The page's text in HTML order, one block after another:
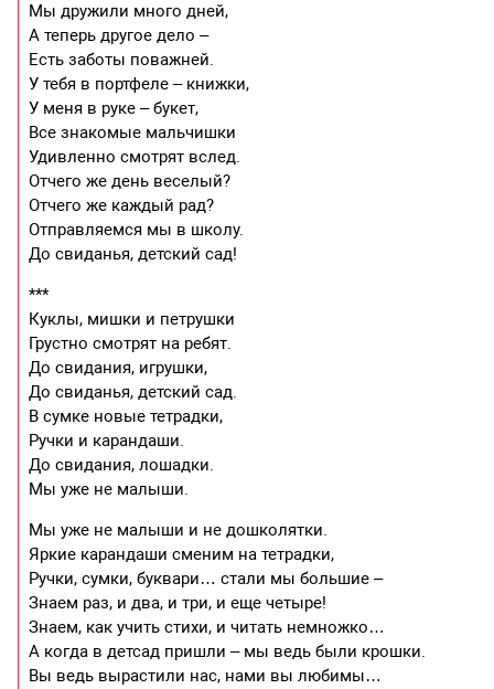
Мы дружили много дней,
А теперь другое дело –
Есть заботы поважней.
У тебя в портфеле – книжки,
У меня в руке – букет,
Все знакомые мальчишки
Удивленно смотрят вслед.
Отчего же день веселый?
Отчего же каждый рад?
Отправляемся мы в школу.
До свиданья, детский сад!
***
Куклы, мишки и петрушки
Грустно смотрят на ребят.
До свидания, игрушки,
До свиданья, детский сад.
В сумке новые тетрадки,
Ручки и карандаши.
До свидания, лошадки.
Мы уже не малыши.
Мы уже не малыши и не дошколятки.
Яркие карандаши сменим на тетрадки,
Ручки, сумки, буквари… стали мы большие –
Знаем раз, и два, и три, и еще четыре!
Знаем, как учить стихи, и читать немножко…
А когда в детсад пришли – мы ведь были крошки.
Вы ведь вырастили нас, нами вы любимы…